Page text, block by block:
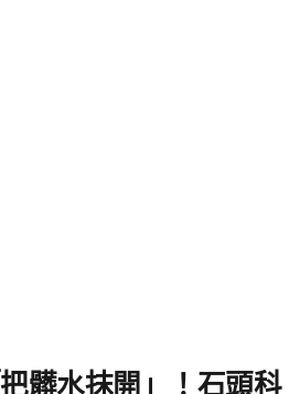
髒水抹開」！石頭科